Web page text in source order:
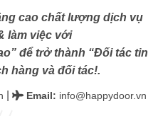
cao chất lượng dịch vụ
làm việc với
để trở thành “Đối tác tin
hàng và đối tác!.
Email: info@happydoor.vn